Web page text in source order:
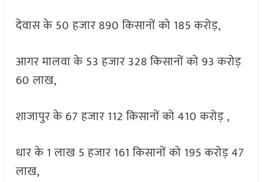
देवास के 50 हजार 890 किसानों को 185 करोड़,
आगर मालवा के 53 हजार 328 किसानों को 93 करोड़
60 लाख,
शाजापुर के 67 हजार 112 किसानों को 410 करोड़ ,
धार के 1 लाख 5 हजार 161 किसानों को 195 करोड़ 47
लाख,